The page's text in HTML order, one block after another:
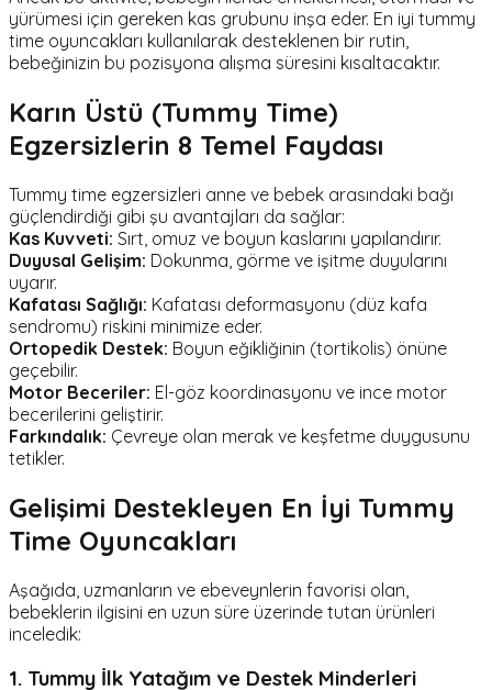
yürümesi için gereken kas grubunu inşa eder. En iyi tummy
time oyuncakları kullanılarak desteklenen bir rutin,
bebeğinizin bu pozisyona alışma süresini kısaltacaktır.
Karın Üstü (Tummy Time)
Egzersizlerin 8 Temel Faydası
Tummy time egzersizleri anne ve bebek arasındaki bağı
güçlendirdiği gibi şu avantajları da sağlar:
Kas Kuvveti: Sırt, omuz ve boyun kaslarını yapılandırır.
Duyusal Gelişim: Dokunma, görme ve işitme duyularını
uyarır.
Kafatası Sağlığı: Kafatası deformasyonu (düz kafa
sendromu) riskini minimize eder.
Ortopedik Destek: Boyun eğikliğinin (tortikolis) önüne
geçebilir.
Motor Beceriler: El-göz koordinasyonu ve ince motor
becerilerini geliştirir.
Farkındalık: Çevreye olan merak ve keşfetme duygusunu
tetikler.
Gelişimi Destekleyen En İyi Tummy
Time Oyuncakları
Aşağıda, uzmanların ve ebeveynlerin favorisi olan,
bebeklerin ilgisini en uzun süre üzerinde tutan ürünleri
inceledik:
1. Tummy İlk Yatağım ve Destek Minderleri